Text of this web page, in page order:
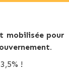
mobilisée pour
!